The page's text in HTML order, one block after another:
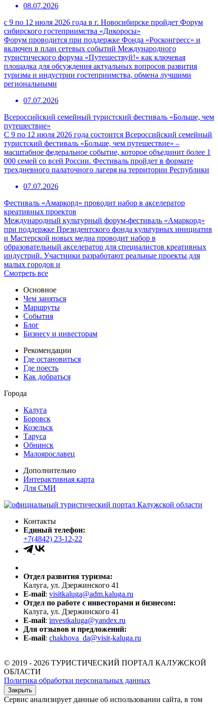
08.07.2026
с 9 по 12 июля 2026 года в г. Новосибирске пройдет Форум
сибирского гостеприимства «Дикоросы»
Форум проводится при поддержке Фонда «Росконгресс» и
включен в план сетевых событий Международного
туристического форума «Путешествуй!» как ключевая
площадка для обсуждения актуальных вопросов развития
туризма и индустрии гостеприимства, обмена лучшими
региональными
07.07.2026
Всероссийский семейный туристский фестиваль «Больше, чем
путешествие»
С 9 по 12 июля 2026 года состоится Всероссийский семейный
туристский фестиваль «Больше, чем путешествие» –
масштабное федеральное событие, которое объединит более 1
000 семей со всей России. Фестиваль пройдет в формате
трехдневного палаточного лагеря на территории Республики
07.07.2026
Фестиваль «Амаркорд» проводит набор в акселератор
креативных проектов
Международный культурный форум-фестиваль «Амаркорд»
при поддержке Президентского фонда культурных инициатив
и Мастерской новых медиа проводит набор в
образовательный акселератор для специалистов креативных
индустрий. Участники разработают реальные проекты для
малых городов и
Смотреть все
Основное
Чем заняться
Маршруты
События
Блог
Бизнесу и инвесторам
Рекомендации
Где остановиться
Где поесть
Как добраться
Города
Калуга
Боровск
Козельск
Таруса
Обнинск
Малоярославец
Дополнительно
Интерактивная карта
Для СМИ
Контакты
Единый телефон:
+7(4842) 23-12-22
Отдел развития туризма:
Калуга, ул. Дзержинского 41
E-mail: visitkaluga@adm.kaluga.ru
Отдел по работе с инвесторами и бизнесом:
Калуга, ул. Дзержинского 41
E-mail: investkaluga@yandex.ru
Для отзывов и предложений:
E-mail: chakhova_da@visit-kaluga.ru
© 2019 - 2026 ТУРИСТИЧЕСКИЙ ПОРТАЛ КАЛУЖСКОЙ
ОБЛАСТИ
Политика обработки персональных данных
Закрыть
Сервис анализирует данные об использовании сайта, в том